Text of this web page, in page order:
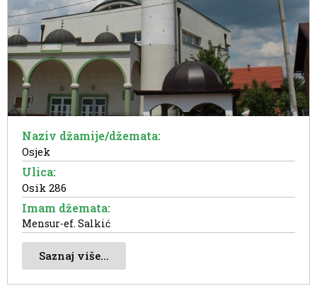
Naziv džamije/džemata:
Osjek
Ulica:
Osik 286
Imam džemata:
Mensur-ef. Salkić
Saznaj više...